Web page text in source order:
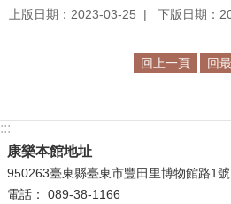
性
別
平
上版日期：2023-03-25 下版日期：
回上一頁 回
:::
康樂本館地址
950263臺東縣臺東市豐田里博物館路1號
電話： 089-38-1166